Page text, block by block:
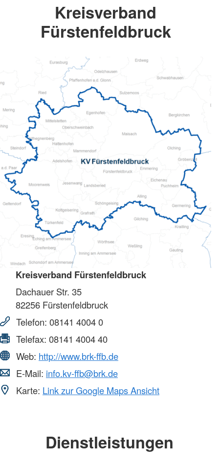
Kreisverband
Fürstenfeldbruck
Kreisverband Fürstenfeldbruck
Dachauer Str. 35
82256 Fürstenfeldbruck
Telefon: 08141 4004 0
Telefax: 08141 4004 40
Web: http://www.brk-ffb.de
E-Mail: info.kv-ffb@brk.de
Karte: Link zur Google Maps Ansicht
Dienstleistungen